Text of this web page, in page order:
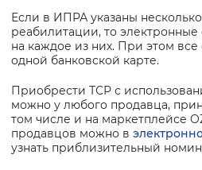
Если в ИПРА указаны
реабилитации, то
на каждое из них. При этом
одной банковской карте.
Приобрести ТСР с
можно у любого продавца,
том числе и на маркетплейсе
продавцов можно в
узнать приблизительный